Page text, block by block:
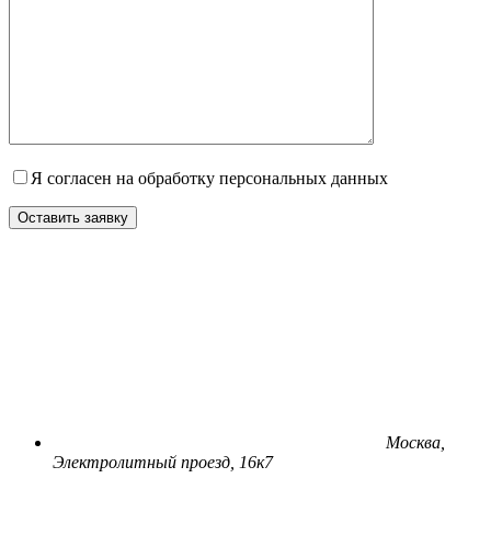
Я согласен на обработку персональных данных
Оставить заявку
Москва,
Электролитный проезд, 16к7